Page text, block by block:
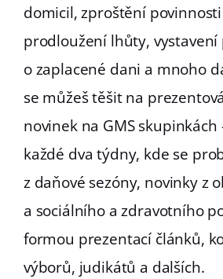
domicil, zproštění
prodloužení lhůty, vystavení
o zaplacené dani a mnoho
se můžeš těšit na
novinek na GMS
každé dva týdny, kde se
z daňové sezóny, novinky z
a sociálního a zdravotního
formou prezentací článků,
výborů, judikátů a dalších.